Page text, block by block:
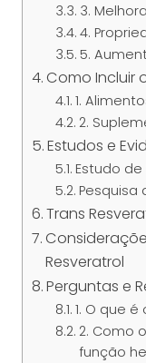
3.
4.
5.
Como Incluir
1.
2.
Estudos e
Estudo de
Pesquisa
Trans
Resveratrol
Perguntas e
1. O que
2. Como
função